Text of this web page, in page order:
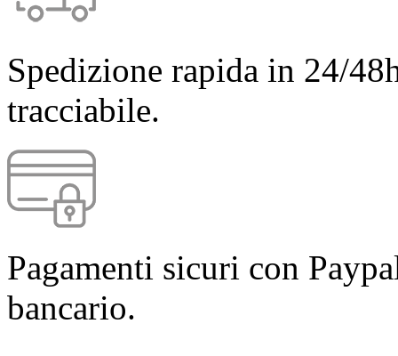
Spedizione rapida in 24/
tracciabile.
Pagamenti sicuri con
bancario.